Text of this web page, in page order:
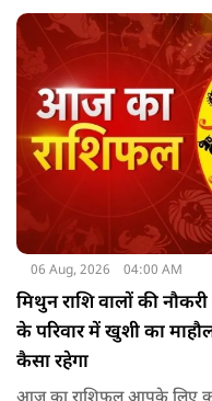
06 Aug, 2026 04:00 AM
मिथुन राशि वालों की
के परिवार में खुशी का
कैसा रहेगा